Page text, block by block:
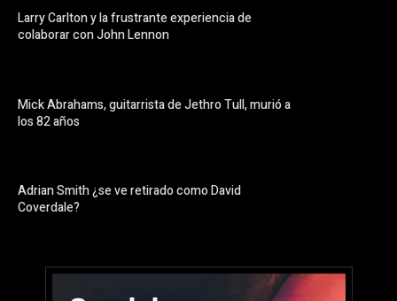
Larry Carlton y la frustrante experiencia de
colaborar con John Lennon
Mick Abrahams, guitarrista de Jethro Tull, murió a
los 82 años
Adrian Smith ¿se ve retirado como David
Coverdale?